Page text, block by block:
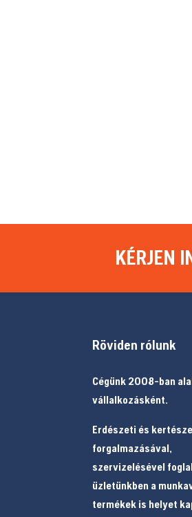
KÉRJEN
Röviden rólunk
Cégünk 2008-ban
vállalkozásként.
Erdészeti és
forgalmazásával,
szervizelésével
üzletünkben a
termékek is helyet